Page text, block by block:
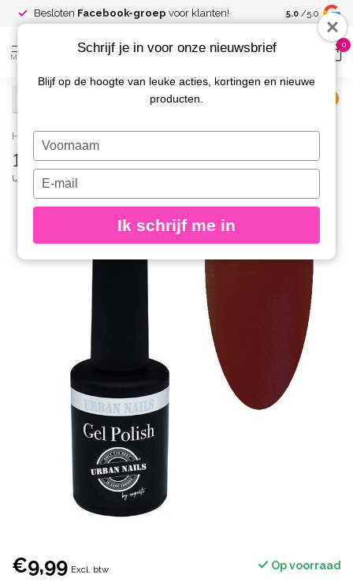
Besloten Facebook-groep voor klanten! Spaar voor
kortingen
5.0 /5.0
MENU
0
Home / 168-A Gelpolish 8 gr.
168-A Gelpolish 8 gr.
URBAN NAILS
€9,99 Excl. btw Op voorraad
Schrijf je in voor onze nieuwsbrief
Blijf op de hoogte van leuke acties, kortingen en nieuwe
producten.
Typ
je
naam
Typ
je
e-
in
Ik schrijf me in